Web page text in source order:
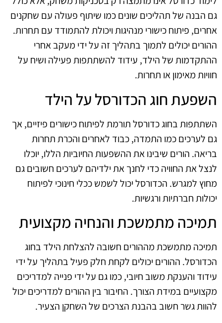
גם הבנה של תהליכים שונים כמו שיתוף פעולה עם שחקנים
אחרים, פיתוח כישורי מנהיגות ויכולת להתמודד עם תחרות.
ההורים יכולים לתמוך בתהליך זה על ידי מעקב אחרי
ההתקדמות של הילד, עידוד להשתתפות פעילה ושיח על
חוויות מאימון או תחרות.
השפעת חוג הכדורסל על הילד
השתתפות בחוג כדורסל תורמת לפיתוח כישורים פיזיים, אך
גם לערכים כמו התמדה, כבוד לאחרים והכרת תחרות
בריאה. הורים שיבינו את ההשפעות החיוביות הללו, יוכלו
לנצל את החוויה כדי לחנך את ילדיהם לערכים חשובים גם
מחוץ למגרש. הכדורסל יכול לשמש ככלי חינוכי לפיתוח
יכולות חברתיות ורגשיות.
תמיכה מתמשכת והנחיה מקצועית
תמיכה מתמשכת מההורים חשובה להצלחת הילד בחוג
הכדורסל. ההורים יכולים לקחת חלק פעיל בתהליך על ידי
עידוד והענקת משוב חיובי, כמו גם על ידי פנייה למדריכים
מקצועיים במידת הצורך. החיבור בין ההורים למדריכים יכול
להוות גשר חשוב בהבנת הצרכים של השחקן הצעיר.